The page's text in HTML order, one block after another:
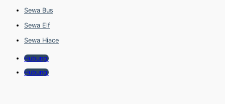
Sewa Bus
Sewa Elf
Sewa Hiace
Hubungi
Hubungi